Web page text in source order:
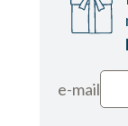
e-mail